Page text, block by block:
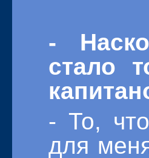
-
стало
- То,
для